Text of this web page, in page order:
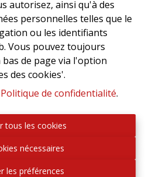
autorisez, ainsi qu'à des
personnelles telles que le
ou les identifiants
Vous pouvez toujours
de page via l'option
des cookies'.
Politique de confidentialité.
tous les cookies
nécessaires
les préférences